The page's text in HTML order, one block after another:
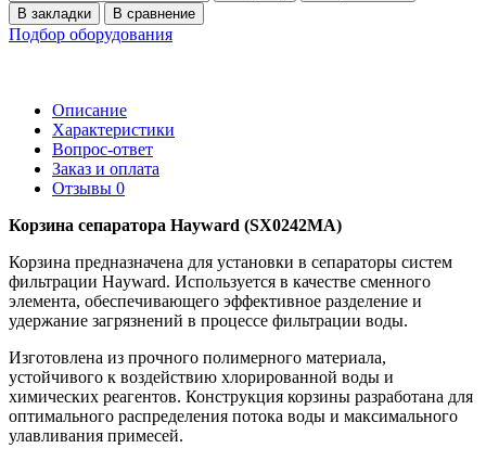
В закладки
В сравнение
Подбор оборудования
Описание
Характеристики
Вопрос-ответ
Заказ и оплата
Отзывы 0
Корзина сепаратора Hayward (SX0242MA)
Корзина предназначена для установки в сепараторы систем
фильтрации Hayward. Используется в качестве сменного
элемента, обеспечивающего эффективное разделение и
удержание загрязнений в процессе фильтрации воды.
Изготовлена из прочного полимерного материала,
устойчивого к воздействию хлорированной воды и
химических реагентов. Конструкция корзины разработана для
оптимального распределения потока воды и максимального
улавливания примесей.